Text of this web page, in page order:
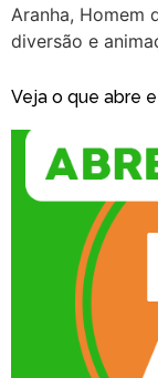
Aranha, Homem
diversão e
Veja o que abre